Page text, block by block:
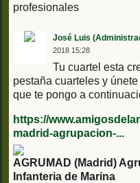
profesionales
José Luis
2018 15:28
Tu cuartel esta
pestaña cuarteles y
que te pongo a
https://
madrid-agrupacion-...
AGRUMAD (Madrid)
Infanteria de Marina